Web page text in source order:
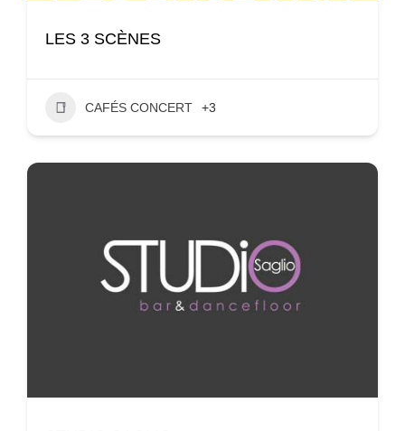
LES 3 SCÈNES
CAFÉS CONCERT +3